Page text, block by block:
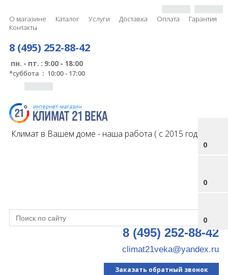
О магазине Каталог Услуги Доставка Оплата
Гарантия
Контакты
0
0
0
8 (495) 252-88-42
пн. - пт. : 9:00 - 18:00
*суббота : 10:00 - 17:00
Климат в Вашем доме - наша работа ( с 2015 года )
8 (495) 252-88-42
climat21veka@yandex.ru
Заказать обратный звонок